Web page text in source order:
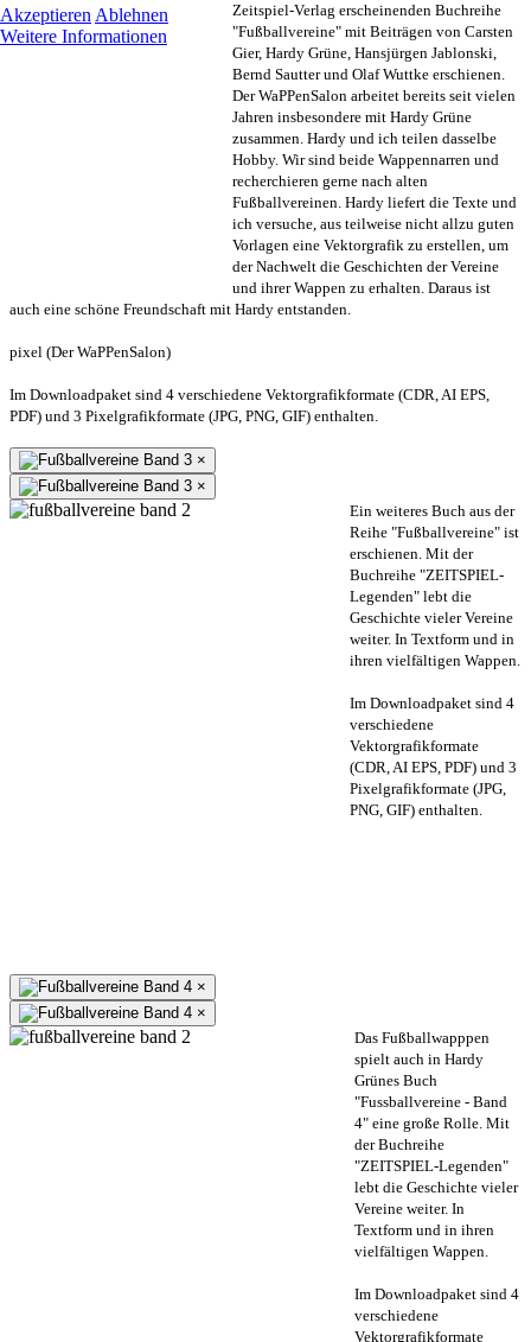
Akzeptieren Ablehnen
Weitere Informationen
Zeitspiel-Verlag erscheinenden Buchreihe
"Fußballvereine" mit Beiträgen von Carsten
Gier, Hardy Grüne, Hansjürgen Jablonski,
Bernd Sautter und Olaf Wuttke erschienen.
Der WaPPenSalon arbeitet bereits seit vielen
Jahren insbesondere mit Hardy Grüne
zusammen. Hardy und ich teilen dasselbe
Hobby. Wir sind beide Wappennarren und
recherchieren gerne nach alten
Fußballvereinen. Hardy liefert die Texte und
ich versuche, aus teilweise nicht allzu guten
Vorlagen eine Vektorgrafik zu erstellen, um
der Nachwelt die Geschichten der Vereine
und ihrer Wappen zu erhalten. Daraus ist
auch eine schöne Freundschaft mit Hardy entstanden.
pixel (Der WaPPenSalon)
Im Downloadpaket sind 4 verschiedene Vektorgrafikformate (CDR, AI EPS,
PDF) und 3 Pixelgrafikformate (JPG, PNG, GIF) enthalten.
×
×
Ein weiteres Buch aus der
Reihe "Fußballvereine" ist
erschienen. Mit der
Buchreihe "ZEITSPIEL-
Legenden" lebt die
Geschichte vieler Vereine
weiter. In Textform und in
ihren vielfältigen Wappen.
Im Downloadpaket sind 4
verschiedene
Vektorgrafikformate
(CDR, AI EPS, PDF) und 3
Pixelgrafikformate (JPG,
PNG, GIF) enthalten.
×
×
Das Fußballwapppen
spielt auch in Hardy
Grünes Buch
"Fussballvereine - Band
4" eine große Rolle. Mit
der Buchreihe
"ZEITSPIEL-Legenden"
lebt die Geschichte vieler
Vereine weiter. In
Textform und in ihren
vielfältigen Wappen.
Im Downloadpaket sind 4
verschiedene
Vektorgrafikformate